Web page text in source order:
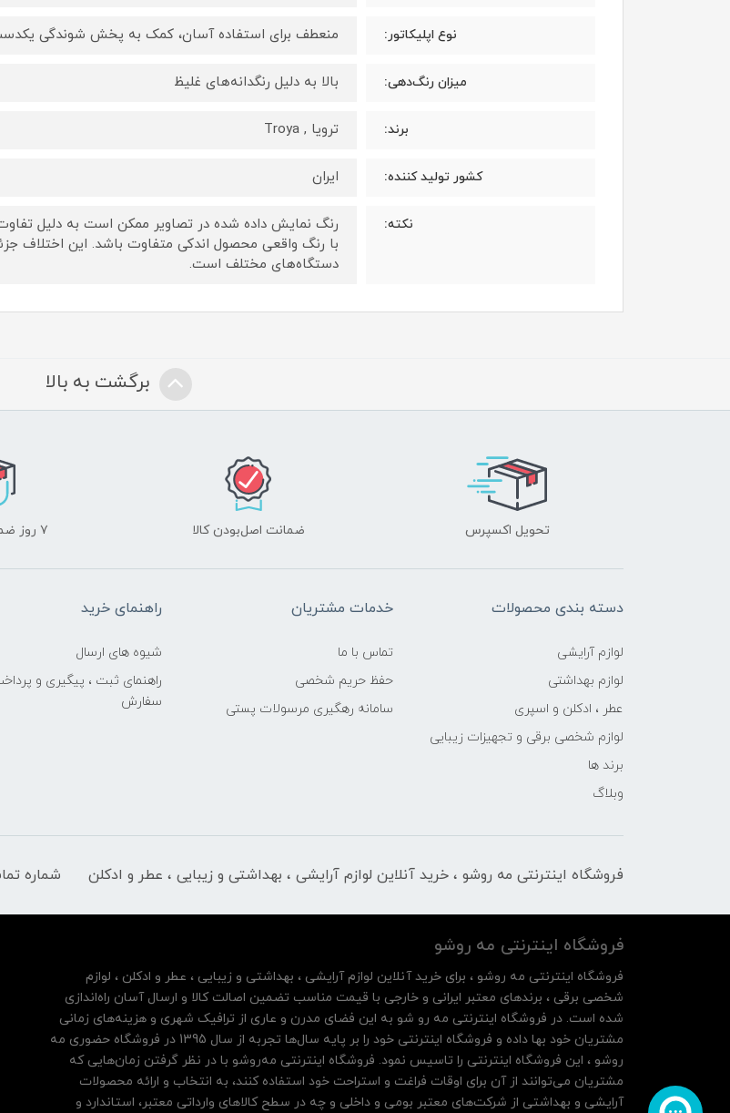
نوع اپلیکاتور: منعطف برای استفاده آسان، کمک به پخش شوندگی
میزان رنگ‌دهی: بالا به دلیل رنگدانه‌های غلیظ
برند: ترویا , Troya
کشور تولید کننده: ایران
نکته:
رنگ نمایش داده‌ شده در تصاویر ممکن است به دلیل
با رنگ واقعی محصول اندکی متفاوت باشد. این اختلاف
دستگاه‌های مختلف است.
برگشت به بالا
تحویل اکسپرس ضمانت اصل‌بودن کالا ۷ روز ضمانت بازگشت
دسته بندی محصولات
لوازم آرایشی
لوازم بهداشتی
عطر ، ادکلن و اسپری
لوازم شخصی برقی و تجهیزات زیبایی
برند ها
وبلاگ
خدمات مشتریان
تماس با ما
حفظ حریم شخصی
سامانه رهگیری مرسولات پستی
راهنمای خرید
شیوه های ارسال
راهنمای ثبت ، پیگیری و
سفارش
فروشگاه اینترنتی مه‌ رو‌شو ، خرید آنلاین لوازم آرایشی ، بهداشتی و زیبایی ، عطر و ادکلن شماره
فروشگاه اینترنتی مه‌ رو‌شو
فروشگاه اینترنتی مه‌ رو‌شو ، برای خرید آنلاین لوازم آرایشی ، بهداشتی و زیبایی ، عطر و ادکلن ، لوازم
شخصی برقی ، برندهای معتبر ایرانی و خارجی با قیمت مناسب تضمین اصالت کالا و ارسال آسان راه‌اندازی
شده است. در فروشگاه اینترنتی مه رو شو به این فضای مدرن و عاری از ترافیک شهری و هزینه‌های زمانی
مشتریان خود بها داده و فروشگاه اینترنتی خود را بر پایه سال‌ها تجربه از سال 1395 در فروشگاه حضوری مه
روشو ، این فروشگاه اینترنتی را تاسیس نمود. فروشگاه اینترنتی مه‌رو‌شو با در نظر گرفتن زمان‌هایی که
مشتریان می‌توانند از آن‌ برای اوقات فراغت و استراحت خود استفاده کنند، به انتخاب و ارائه محصولات
آرایشی و بهداشتی از شرکت‌های معتبر بومی و داخلی و چه در سطح کالاهای وارداتی معتبر، استاندارد و